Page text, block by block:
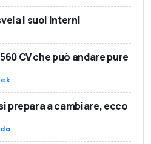
i suoi interni
CV che può andare pure
prepara a cambiare, ecco